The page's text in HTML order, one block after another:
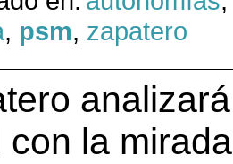
, psm, zapatero
con la